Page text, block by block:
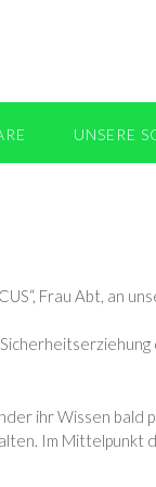
UNSERE
Frau Abt, an
ihr Wissen bald
Im Mittelpunkt